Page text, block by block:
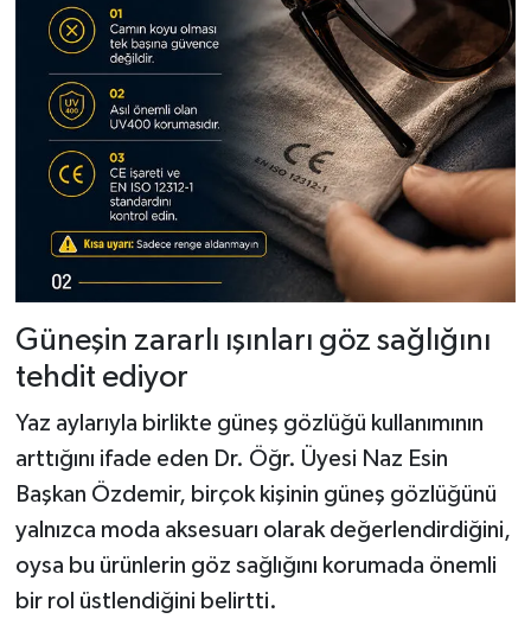
Güneşin zararlı ışınları göz sağlığını
tehdit ediyor
Yaz aylarıyla birlikte güneş gözlüğü kullanımının
arttığını ifade eden Dr. Öğr. Üyesi Naz Esin
Başkan Özdemir, birçok kişinin güneş gözlüğünü
yalnızca moda aksesuarı olarak değerlendirdiğini,
oysa bu ürünlerin göz sağlığını korumada önemli
bir rol üstlendiğini belirtti.